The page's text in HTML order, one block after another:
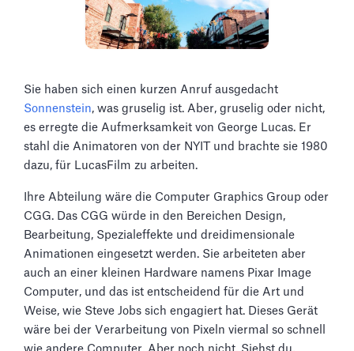
Sie haben sich einen kurzen Anruf ausgedacht
Sonnenstein, was gruselig ist. Aber, gruselig oder nicht,
es erregte die Aufmerksamkeit von George Lucas. Er
stahl die Animatoren von der NYIT und brachte sie 1980
dazu, für LucasFilm zu arbeiten.
Ihre Abteilung wäre die Computer Graphics Group oder
CGG. Das CGG würde in den Bereichen Design,
Bearbeitung, Spezialeffekte und dreidimensionale
Animationen eingesetzt werden. Sie arbeiteten aber
auch an einer kleinen Hardware namens Pixar Image
Computer, und das ist entscheidend für die Art und
Weise, wie Steve Jobs sich engagiert hat. Dieses Gerät
wäre bei der Verarbeitung von Pixeln viermal so schnell